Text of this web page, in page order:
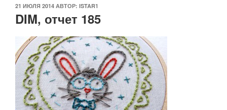
ОПУБЛИКОВАНО
21 ИЮЛЯ 2014 АВТОР: ISTAR1
DIM, отчет 185